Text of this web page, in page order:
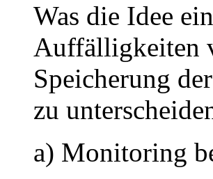
Was die Idee
Auffälligkeiten
Speicherung
zu
a) Monitoring